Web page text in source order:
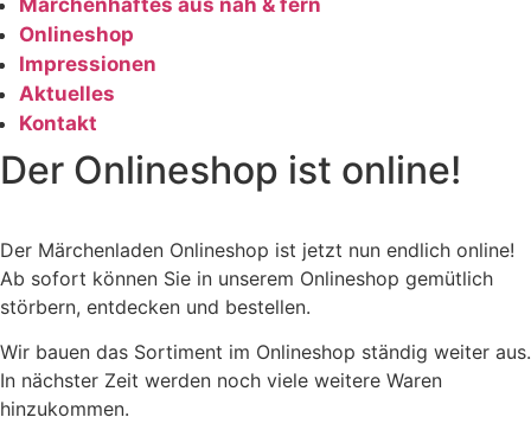
Märchenhaftes aus nah & fern
Onlineshop
Impressionen
Aktuelles
Kontakt
Der Onlineshop ist online!
Der Märchenladen Onlineshop ist jetzt nun endlich online!
Ab sofort können Sie in unserem Onlineshop gemütlich
störbern, entdecken und bestellen.
Wir bauen das Sortiment im Onlineshop ständig weiter aus.
In nächster Zeit werden noch viele weitere Waren
hinzukommen.